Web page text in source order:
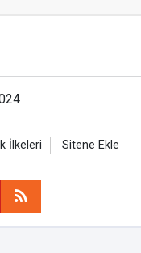
İlkeleri Sitene Ekle